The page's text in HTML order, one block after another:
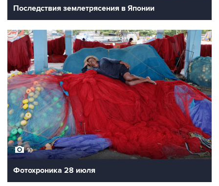
Последствия землетрясения в Японии
10
Фотохроника 28 июля